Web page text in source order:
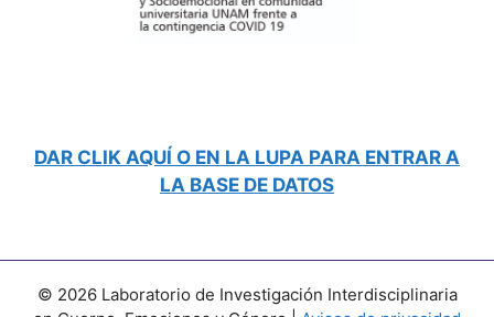
DAR CLIK AQUÍ O EN LA LUPA PARA ENTRAR A
LA BASE DE DATOS
© 2026 Laboratorio de Investigación Interdisciplinaria